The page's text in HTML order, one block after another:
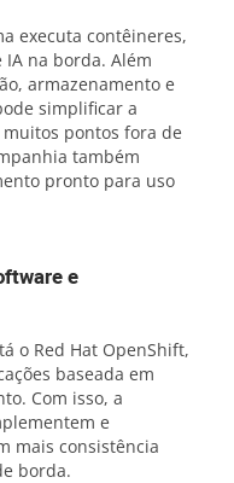
executa contêineres,
na borda. Além
armazenamento e
simplificar a
pontos fora de
também
pronto para uso
e
o Red Hat OpenShift,
baseada em
Com isso, a
e
mais consistência
borda.